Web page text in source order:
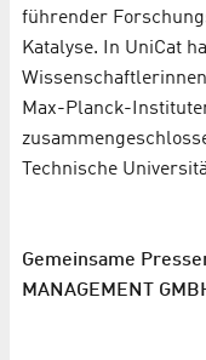
führender
Katalyse. In UniCat
Max-Planck-
Technische
Gemeinsame
MANAGEMENT